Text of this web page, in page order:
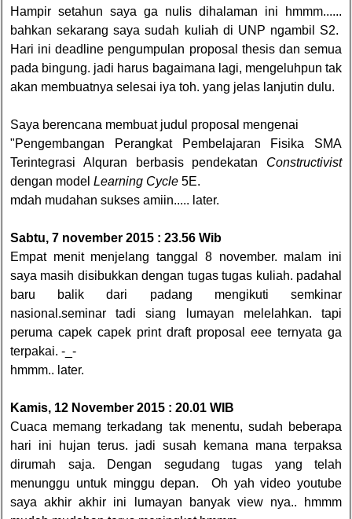
Hampir setahun saya ga nulis dihalaman ini hmmm......
bahkan sekarang saya sudah kuliah di UNP ngambil S2.
Hari ini deadline pengumpulan proposal thesis dan semua
pada bingung. jadi harus bagaimana lagi, mengeluhpun tak
akan membuatnya selesai iya toh. yang jelas lanjutin dulu.
Saya berencana membuat judul proposal mengenai
"Pengembangan Perangkat Pembelajaran Fisika SMA
Terintegrasi Alquran berbasis pendekatan Constructivist
dengan model Learning Cycle 5E.
mdah mudahan sukses amiin..... later.
Sabtu, 7 november 2015 : 23.56 Wib
Empat menit menjelang tanggal 8 november. malam ini
saya masih disibukkan dengan tugas tugas kuliah. padahal
baru balik dari padang mengikuti semkinar
nasional.seminar tadi siang lumayan melelahkan. tapi
peruma capek capek print draft proposal eee ternyata ga
terpakai. -_-
hmmm.. later.
Kamis, 12 November 2015 : 20.01 WIB
Cuaca memang terkadang tak menentu, sudah beberapa
hari ini hujan terus. jadi susah kemana mana terpaksa
dirumah saja. Dengan segudang tugas yang telah
menunggu untuk minggu depan.
Oh yah video youtube
saya akhir akhir ini lumayan banyak view nya.. hmmm